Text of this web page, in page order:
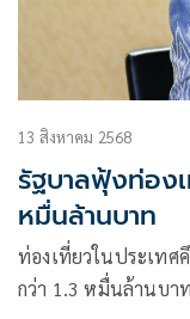
13 สิงหาคม 2568
รัฐบาลฟุ้งท่อง
หมื่นล้านบาท
ท่องเที่ยวในประเทศ
กว่า 1.3 หมื่นล้านบาท